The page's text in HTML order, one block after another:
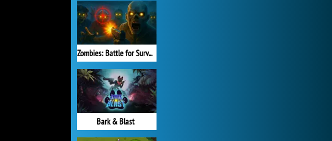
Zombies: Battle for Survival
Bark & Blast